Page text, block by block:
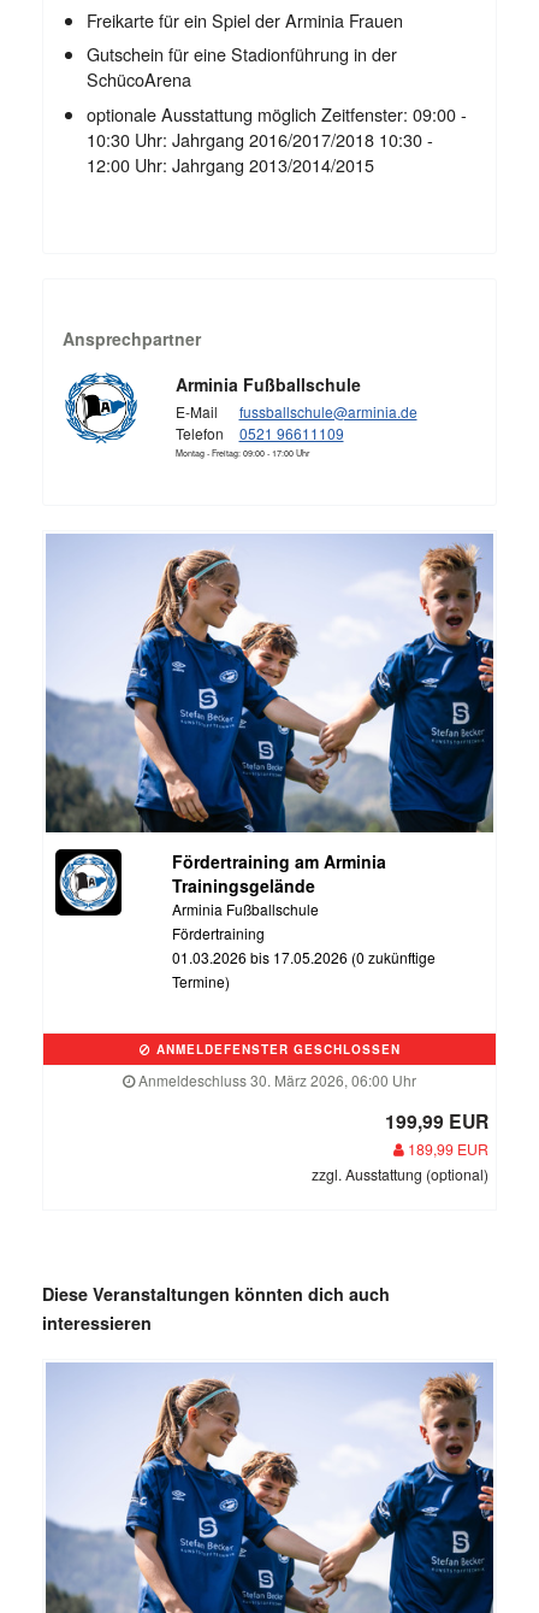
Freikarte für ein Spiel der Arminia Frauen
Gutschein für eine Stadionführung in der
SchücoArena
optionale Ausstattung möglich Zeitfenster: 09:00 -
10:30 Uhr: Jahrgang 2016/2017/2018 10:30 -
12:00 Uhr: Jahrgang 2013/2014/2015
Ansprechpartner
Arminia Fußballschule
E-Mail
fussballschule@arminia.de
Telefon
0521 96611109
Montag - Freitag: 09:00 - 17:00 Uhr
Fördertraining am Arminia
Trainingsgelände
Arminia Fußballschule
Fördertraining
01.03.2026 bis 17.05.2026 (0 zukünftige
Termine)
ANMELDEFENSTER GESCHLOSSEN
Anmeldeschluss 30. März 2026, 06:00 Uhr
199,99 EUR
189,99 EUR
zzgl. Ausstattung (optional)
Diese Veranstaltungen könnten dich auch
interessieren